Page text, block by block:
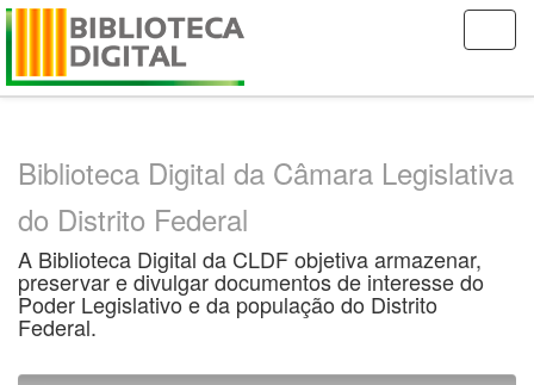
Skip
Biblioteca Digital da Câmara Legislativa
do Distrito Federal
A Biblioteca Digital da CLDF objetiva armazenar,
preservar e divulgar documentos de interesse do
Poder Legislativo e da população do Distrito
Federal.